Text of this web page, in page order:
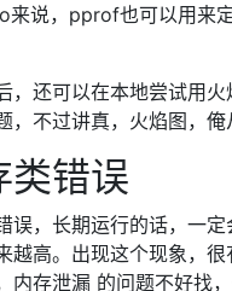
来说，pprof也可以用来
，还可以在本地尝试用
，不过讲真，火焰图，俺
类错误
误，长期运行的话，一
越高。出现这个现象，
内存泄漏 的问题不好找